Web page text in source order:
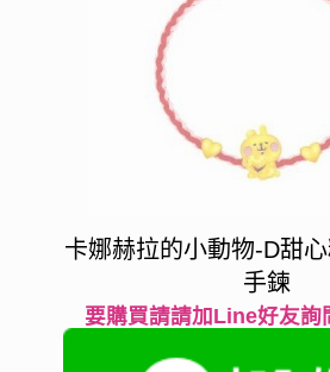
卡娜赫拉的小動物-D甜
手鍊
要購買請請加Line好友詢